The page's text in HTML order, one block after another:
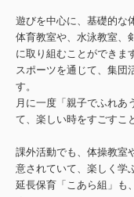
遊びを中心に、基礎的な
体育教室や、水泳教室、
に取り組むことができま
スポーツを通じて、集団
す。
月に一度「親子でふれあ
て、楽しい時をすごすこ
課外活動でも、体操教室
意されていて、楽しく学
延長保育「こあら組」も